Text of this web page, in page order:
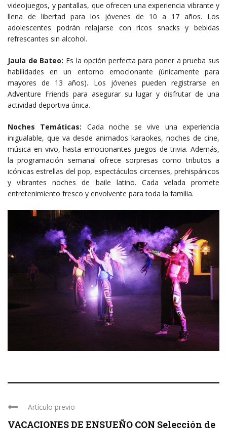
videojuegos, y pantallas, que ofrecen una experiencia vibrante y
llena de libertad para los jóvenes de 10 a 17 años. Los
adolescentes podrán relajarse con ricos snacks y bebidas
refrescantes sin alcohol.
Jaula de Bateo: Es la opción perfecta para poner a prueba sus
habilidades en un entorno emocionante (únicamente para
mayores de 13 años). Los jóvenes pueden registrarse en
Adventure Friends para asegurar su lugar y disfrutar de una
actividad deportiva única.
Noches Temáticas: Cada noche se vive una experiencia
inigualable, que va desde animados karaokes, noches de cine,
música en vivo, hasta emocionantes juegos de trivia. Además,
la programación semanal ofrece sorpresas como tributos a
icónicas estrellas del pop, espectáculos circenses, prehispánicos
y vibrantes noches de baile latino. Cada velada promete
entretenimiento fresco y envolvente para toda la familia.
Artículo previo
VACACIONES DE ENSUEÑO CON Selección de